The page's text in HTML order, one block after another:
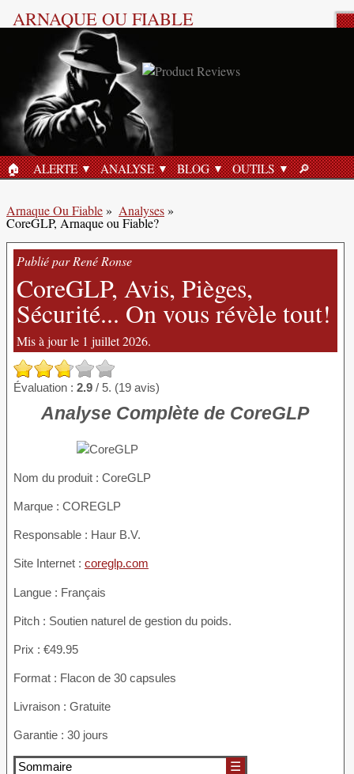
ARNAQUE OU FIABLE
ACCUEIL
🏠︎ ALERTE ANALYSE BLOG OUTILS 🔎︎
Arnaque Ou Fiable» Analyses»
CoreGLP, Arnaque ou Fiable?
Publié par René Ronse
CoreGLP, Avis, Pièges,
Sécurité... On vous révèle tout!
Mis à jour le 1 juillet 2026.
Évaluation : 2.9 / 5. (19 avis)
Analyse Complète de CoreGLP
Nom du produit : CoreGLP
Marque : COREGLP
Responsable : Haur B.V.
Site Internet : coreglp.com
Langue : Français
Pitch : Soutien naturel de gestion du poids.
Prix : €49.95
Format : Flacon de 30 capsules
Livraison : Gratuite
Garantie : 30 jours
Sommaire ☰